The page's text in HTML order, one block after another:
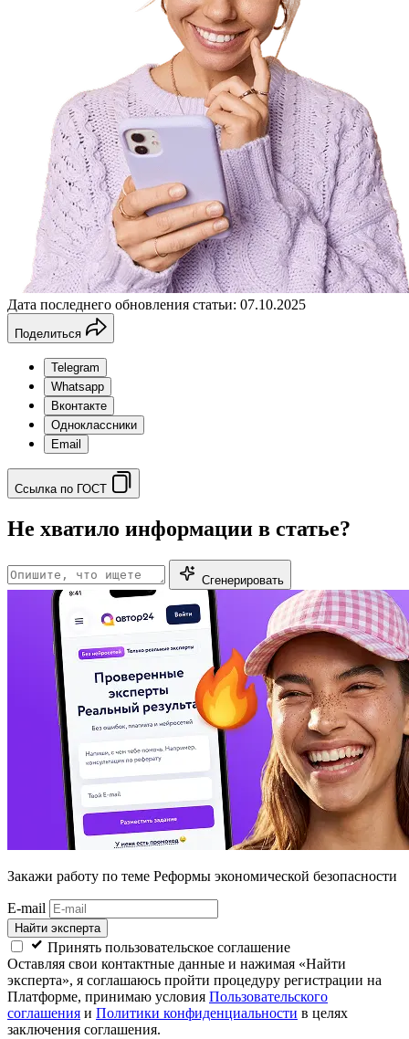
Дата последнего обновления статьи: 07.10.2025
Поделиться
Telegram
Whatsapp
Вконтакте
Одноклассники
Email
Ссылка по ГОСТ
Не хватило информации в статье?
Сгенерировать
Закажи работу по теме Реформы экономической безопасности
E-mail
Найти эксперта
Принять пользовательское соглашение
Оставляя свои контактные данные и нажимая «Найти
эксперта», я соглашаюсь пройти процедуру регистрации на
Платформе, принимаю условия Пользовательского
соглашения и Политики конфиденциальности в целях
заключения соглашения.